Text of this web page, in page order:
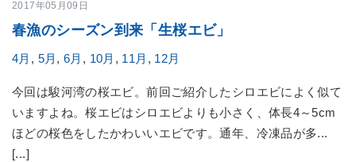
2017年05月09日
春漁のシーズン到来「生桜エビ」
4月 , 5月 , 6月 , 10月 , 11月 , 12月
今回は駿河湾の桜エビ。前回ご紹介したシロエビによく似て
いますよね。桜エビはシロエビよりも小さく、体長4～5cm
ほどの桜色をしたかわいいエビです。通年、冷凍品が多...
[...]